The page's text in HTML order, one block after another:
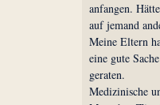
anfangen.
auf jemand
Meine Eltern
eine gute
geraten.
Medizinische